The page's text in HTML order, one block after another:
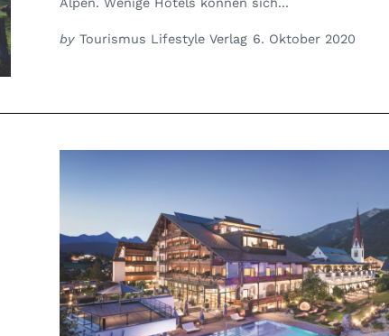
by Tourismus Lifestyle Verlag 6. Oktober 2020